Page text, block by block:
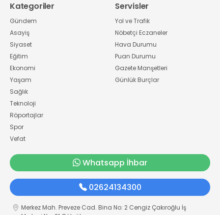
Kategoriler
Gündem
Asayiş
Siyaset
Eğitim
Ekonomi
Yaşam
Sağlık
Teknoloji
Röportajlar
Spor
Vefat
Servisler
Yol ve Trafik
Nöbetçi Eczaneler
Hava Durumu
Puan Durumu
Gazete Manşetleri
Günlük Burçlar
Whatsapp İhbar
02624134300
Merkez Mah. Preveze Cad. Bina No: 2 Cengiz Çakıroğlu İş